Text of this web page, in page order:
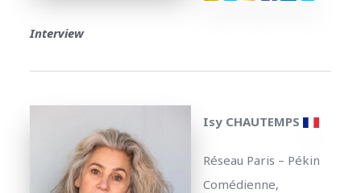
Interview
Isy CHAUTEMPS
Réseau Paris – Pékin
Comédienne,